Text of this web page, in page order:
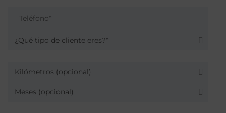
¿Qué tipo de cliente eres?*
Kilómetros (opcional)
Meses (opcional)